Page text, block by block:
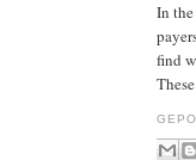
In
find